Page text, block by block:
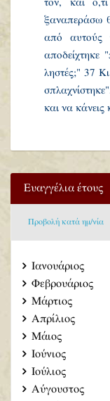
ξαναπεράσω
από αυτούς
αποδείχτηκε
ληστές;" 37
και να κάνεις
Ευαγγέλια έτους
Προβολή κατά ημ/νία
Ιανουάριος
Φεβρουάριος
Μάρτιος
Απρίλιος
Μάιος
Ιούνιος
Ιούλιος
Αύγουστος